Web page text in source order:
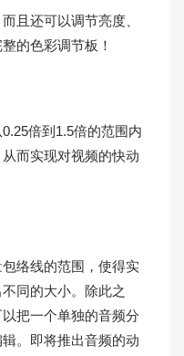
且还可以调节亮度、
的色彩调节板！
倍到1.5倍的范围内
而实现对视频的快动
络线的范围，使得实
同的大小。除此之
把一个单独的音频分
。即将推出音频的动